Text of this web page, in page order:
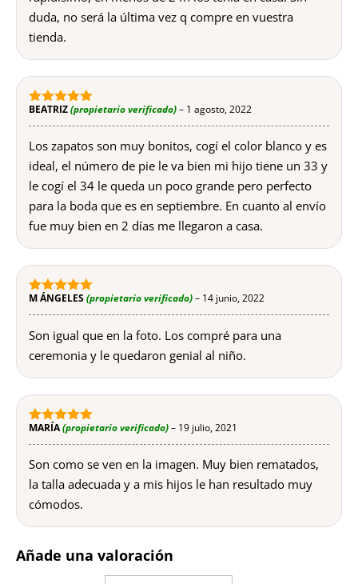
duda, no será la última vez q compre en vuestra
tienda.
5de 5
BEATRIZ(propietario verificado)– 1 agosto, 2022
Los zapatos son muy bonitos, cogí el color blanco y es
ideal, el número de pie le va bien mi hijo tiene un 33 y
le cogí el 34 le queda un poco grande pero perfecto
para la boda que es en septiembre. En cuanto al envío
fue muy bien en 2 días me llegaron a casa.
5de 5
M ÁNGELES(propietario verificado)– 14 junio, 2022
Son igual que en la foto. Los compré para una
ceremonia y le quedaron genial al niño.
5de 5
MARÍA(propietario verificado)– 19 julio, 2021
Son como se ven en la imagen. Muy bien rematados,
la talla adecuada y a mis hijos le han resultado muy
cómodos.
Añade una valoración